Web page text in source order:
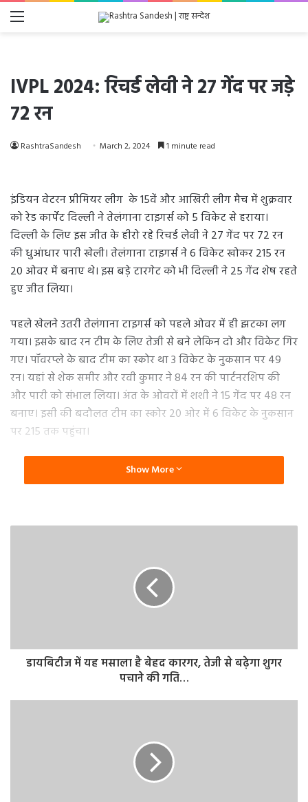
Menu
IVPL 2024: रिचर्ड लेवी ने 27 गेंद पर जड़े
72 रन
RashtraSandesh March 2, 2024 1 minute read
इंडियन वेटरन प्रीमियर लीग के 15वें और आखिरी लीग मैच में शुक्रवार
को रेड कार्पेट दिल्ली ने तेलंगाना टाइगर्स को 5 विकेट से हराया।
दिल्ली के लिए इस जीत के हीरो रहे रिचर्ड लेवी ने 27 गेंद पर 72 रन
की धुआंधार पारी खेली। तेलंगाना टाइगर्स ने 6 विकेट खोकर 215 रन
20 ओवर में बनाए थे। इस बड़े टारगेट को भी दिल्ली ने 25 गेंद शेष रहते
हुए जीत लिया।
पहले खेलने उतरी तेलंगाना टाइगर्स को पहले ओवर में ही झटका लग
गया। इसके बाद रन टीम के लिए तेजी से बने लेकिन दो और विकेट गिर
गए। पॉवरप्ले के बाद टीम का स्कोर था 3 विकेट के नुकसान पर 49
रन। यहां से शेक समीर और रवी कुमार ने 84 रन की पार्टनरशिप की
और पारी को संभाल लिया। अंत के ओवरों में शशी ने 15 गेंद पर 48 रन
बनाए। इसी की बदौलत टीम का स्कोर 20 ओर में 6 विकेट के नुकसान
पर 215 तक पहुंचा।
रिचर्ड लेवी ने खेली ताबतोड़ पारी
योगदान दिया और टीम को आसान जीत दिला दी।
सेमीफाइनल की टीमें हुई तय
टीम बन गई है। इससे पहले वीवीआईपी उत्तर प्रदेश, छत्तीसगढ़ वॉरियर्स
और मुंबई चैंपियंस ने अंतिम चार में एंट्री कर ली थी। तेलंगाना टाइगर्स
और राजस्थान लीजेंड्स की टीम अंतिम 4 में जगह नहीं बना पाई। लीग
Show More
डायबिटीज में यह मसाला है बेहद कारगर, तेजी से बढ़ेगा शुगर
पचाने की गति…